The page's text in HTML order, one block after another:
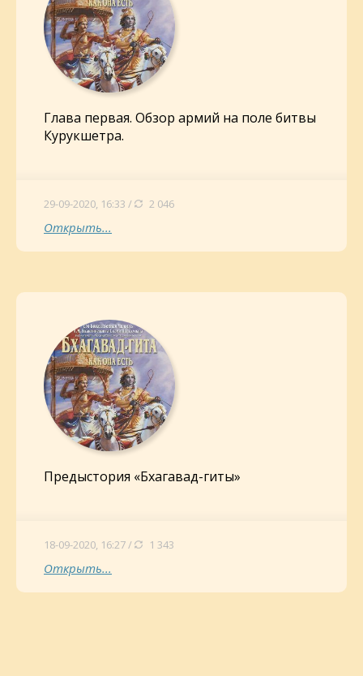
Глава первая. Обзор армий на поле битвы
Курукшетра.
29-09-2020, 16:33 / 2 046
Открыть...
Предыстория «Бхагавад-гиты»
18-09-2020, 16:27 / 1 343
Открыть...